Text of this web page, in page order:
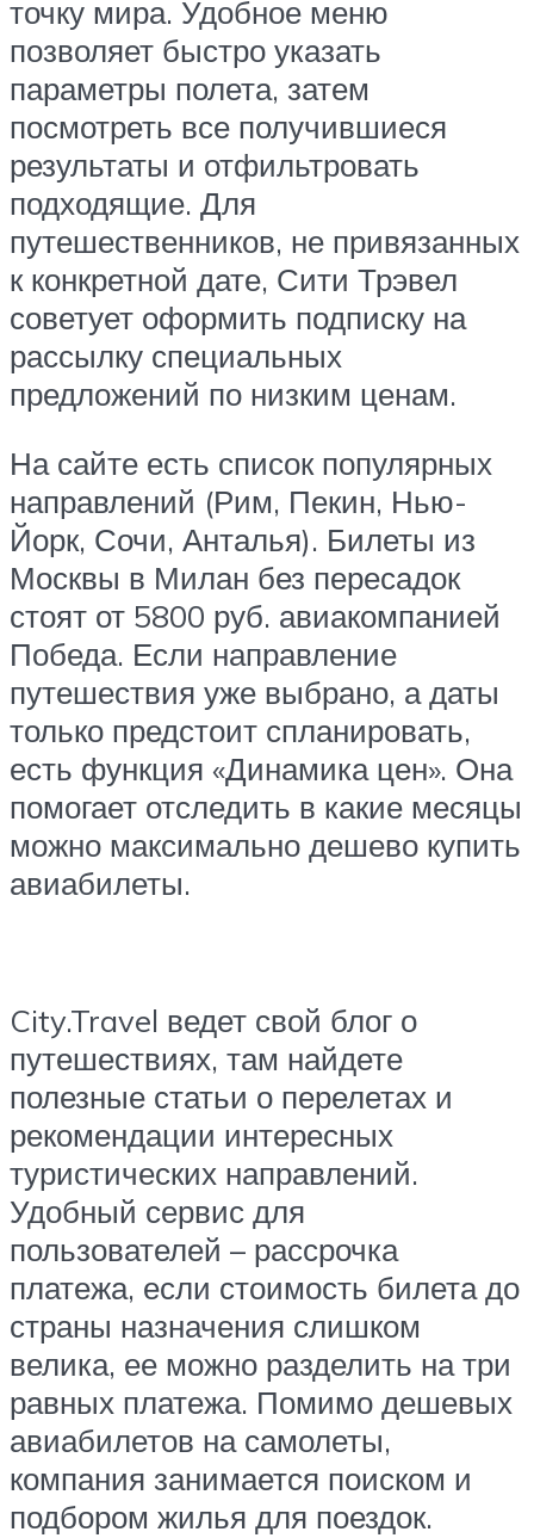
точку мира. Удобное меню
позволяет быстро указать
параметры полета, затем
посмотреть все получившиеся
результаты и отфильтровать
подходящие. Для
путешественников, не привязанных
к конкретной дате, Сити Трэвел
советует оформить подписку на
рассылку специальных
предложений по низким ценам.
На сайте есть список популярных
направлений (Рим, Пекин, Нью-
Йорк, Сочи, Анталья). Билеты из
Москвы в Милан без пересадок
стоят от 5800 руб. авиакомпанией
Победа. Если направление
путешествия уже выбрано, а даты
только предстоит спланировать,
есть функция «Динамика цен». Она
помогает отследить в какие месяцы
можно максимально дешево купить
авиабилеты.
City.Travel ведет свой блог о
путешествиях, там найдете
полезные статьи о перелетах и
рекомендации интересных
туристических направлений.
Удобный сервис для
пользователей – рассрочка
платежа, если стоимость билета до
страны назначения слишком
велика, ее можно разделить на три
равных платежа. Помимо дешевых
авиабилетов на самолеты,
компания занимается поиском и
подбором жилья для поездок.